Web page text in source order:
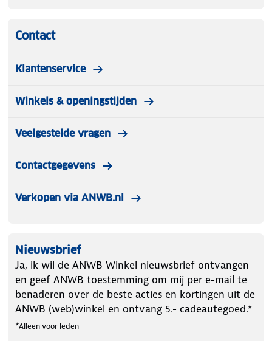
Contact
Klantenservice
Winkels & openingstijden
Veelgestelde vragen
Contactgegevens
Verkopen via ANWB.nl
Nieuwsbrief
Ja, ik wil de ANWB Winkel nieuwsbrief ontvangen
en geef ANWB toestemming om mij per e-mail te
benaderen over de beste acties en kortingen uit de
ANWB (web)winkel en ontvang 5.- cadeautegoed.*
*Alleen voor leden